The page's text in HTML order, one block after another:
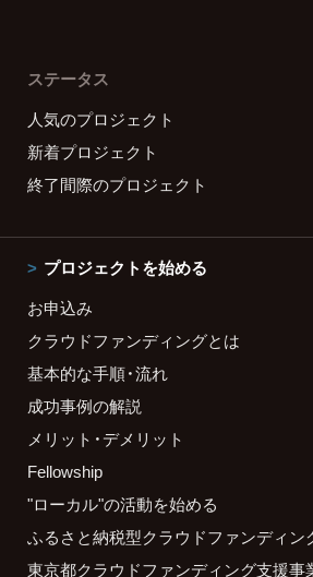
ステータス
人気のプロジェクト
新着プロジェクト
終了間際のプロジェクト
プロジェクトを始める
お申込み
クラウドファンディングとは
基本的な手順・流れ
成功事例の解説
メリット・デメリット
Fellowship
"ローカル"の活動を始める
ふるさと納税型クラウドファンディン
東京都クラウドファンディング支援事